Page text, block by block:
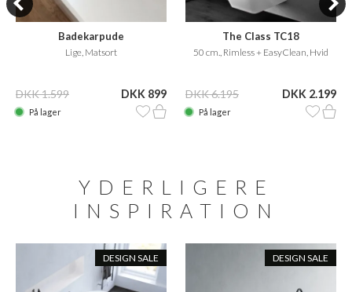
Badekarpude
Lige, Matsort
DKK 1.599 DKK 899
På lager
The Class TC18
50 cm., Rimless + EasyClean, Hvid
DKK 6.195 DKK 2.199
På lager
YDERLIGERE
INSPIRATION
DESIGN SALE DESIGN SALE